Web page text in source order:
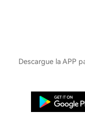
Descargue la APP